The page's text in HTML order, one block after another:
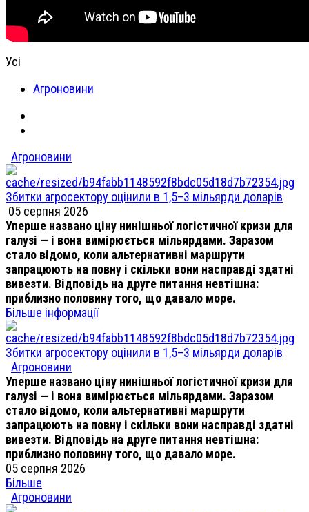
Усі
Агроновини
Агроновини
Збитки агросектору оцінили в 1,5–3 мільярди доларів
05 серпня 2026
Уперше названо ціну нинішньої логістичної кризи для
галузі — і вона вимірюється мільярдами. Заразом
стало відомо, коли альтернативні маршрути
запрацюють на повну і скільки вони насправді здатні
вивезти. Відповідь на друге питання невтішна:
приблизно половину того, що давало море.
Більше інформації
Збитки агросектору оцінили в 1,5–3 мільярди доларів
Агроновини
Уперше названо ціну нинішньої логістичної кризи для
галузі — і вона вимірюється мільярдами. Заразом
стало відомо, коли альтернативні маршрути
запрацюють на повну і скільки вони насправді здатні
вивезти. Відповідь на друге питання невтішна:
приблизно половину того, що давало море.
05 серпня 2026
Більше
Агроновини